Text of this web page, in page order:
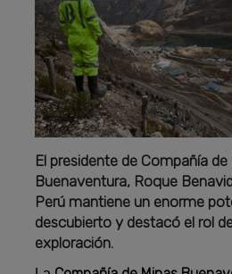
El presidente de Compañía de
Buenaventura, Roque
Perú mantiene un enorme
descubierto y destacó el rol
exploración.